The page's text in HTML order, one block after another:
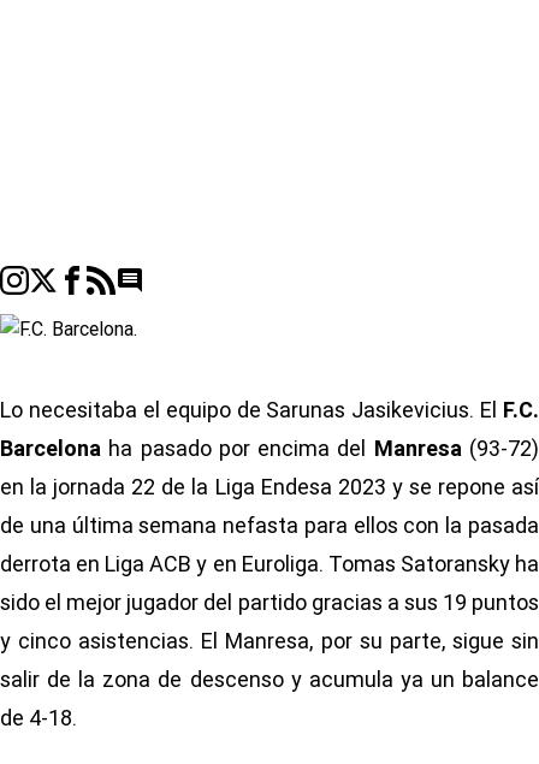
Go to comments seciton
Lo necesitaba el equipo de Sarunas Jasikevicius. El F.C.
Barcelona ha pasado por encima del Manresa (93-72)
en la jornada 22 de la Liga Endesa 2023 y se repone así
de una última semana nefasta para ellos con la pasada
derrota en Liga ACB y en Euroliga. Tomas Satoransky ha
sido el mejor jugador del partido gracias a sus 19 puntos
y cinco asistencias. El Manresa, por su parte, sigue sin
salir de la zona de descenso y acumula ya un balance
de 4-18.